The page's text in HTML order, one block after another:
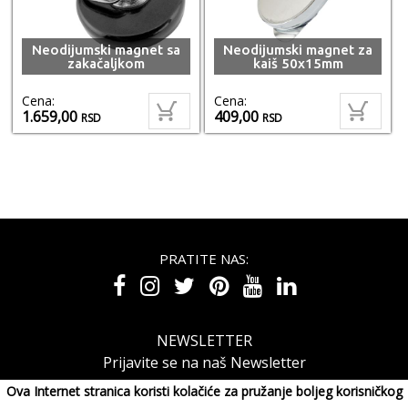
Ova Internet stranica koristi kolačiće za pružanje boljeg korisničkog
Neodijumski magnet sa
zakačaljkom
Cena:
1.659,00RSD
Neodijumski magnet za
kaiš 50x15mm
Cena:
409,00RSD
PRATITE NAS:
NEWSLETTER
Prijavite se na naš Newsletter